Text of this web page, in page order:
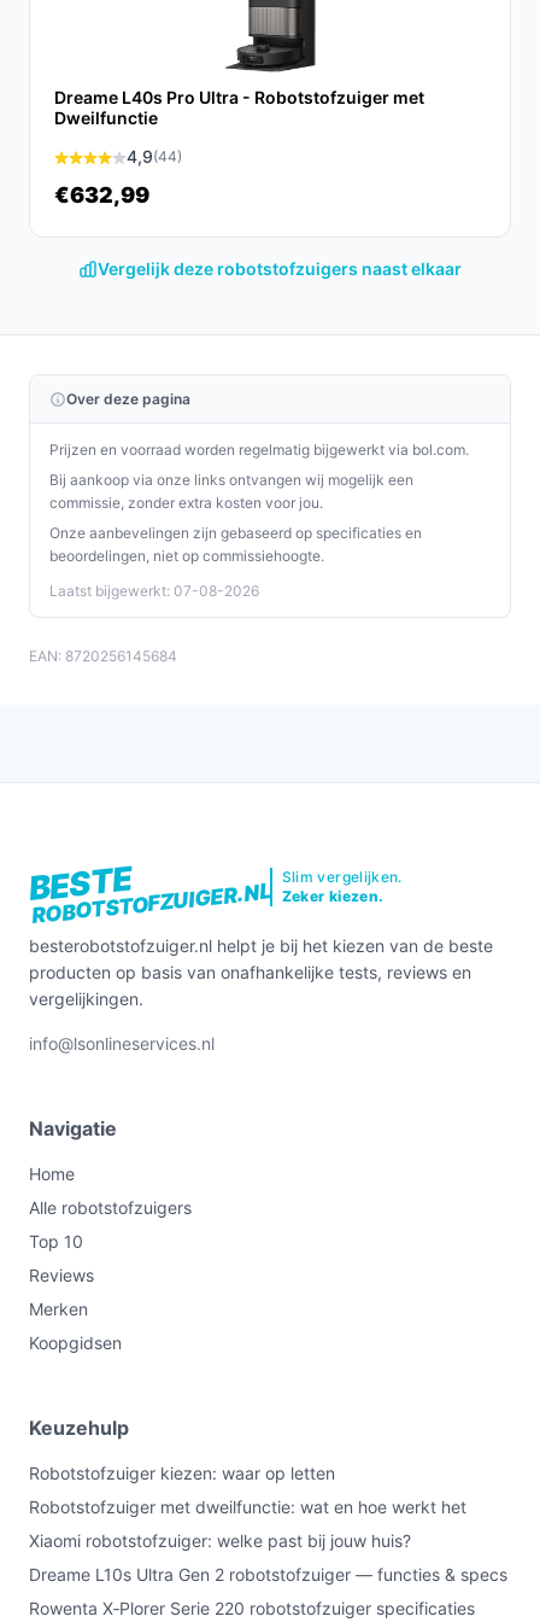
unieke functies en gebruiksgemak is deze robot een
waardevolle aanvulling voor elk huishouden.
Ontdek alle specificaties en vergelijk prijzen op
besterobotstofzuiger.nl. Kies bewust wat perfect past
bij jouw behoeften!
Dreame L40s Pro Ultra - Robotstofzuiger met
Dweilfunctie
4,9(44)
€632,99
Vergelijk deze robotstofzuigers naast elkaar
Over deze pagina
Prijzen en voorraad worden regelmatig bijgewerkt via bol.com.
Bij aankoop via onze links ontvangen wij mogelijk een
commissie, zonder extra kosten voor jou.
Onze aanbevelingen zijn gebaseerd op specificaties en
beoordelingen, niet op commissiehoogte.
Laatst bijgewerkt: 07-08-2026
EAN: 8720256145684
BESTE
ROBOTSTOFZUIGER.NL
Slim vergelijken.
Zeker kiezen.
besterobotstofzuiger.nl helpt je bij het kiezen van de beste
producten op basis van onafhankelijke tests, reviews en
vergelijkingen.
info@lsonlineservices.nl
Navigatie
Home
Alle robotstofzuigers
Top 10
Reviews
Merken
Koopgidsen
Keuzehulp
Robotstofzuiger kiezen: waar op letten
Robotstofzuiger met dweilfunctie: wat en hoe werkt het
Xiaomi robotstofzuiger: welke past bij jouw huis?
Dreame L10s Ultra Gen 2 robotstofzuiger — functies & specs
Rowenta X‑Plorer Serie 220 robotstofzuiger specificaties